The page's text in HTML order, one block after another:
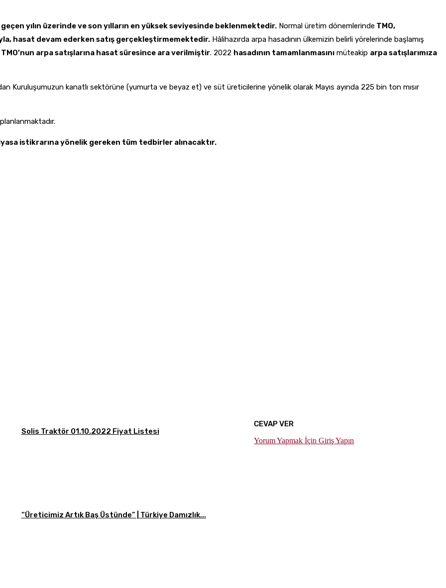
yılın üzerinde ve son yılların en yüksek seviyesinde beklenmektedir. Normal üretim dönemlerinde TMO,
hasat devam ederken satış gerçekleştirmemektedir. Hâlihazırda arpa hasadının ülkemizin belirli yörelerinde başlamış
TMO’nun arpa satışlarına hasat süresince ara verilmiştir. 2022 hasadının tamamlanmasını müteakip arpa satışlarımıza
Kuruluşumuzun kanatlı sektörüne (yumurta ve beyaz et) ve süt üreticilerine yönelik olarak Mayıs ayında 225 bin ton mısır
istikrarına yönelik gereken tüm tedbirler alınacaktır.
Solis Traktör 01.10.2022 Fiyat Listesi
“Üreticimiz Artık Baş Üstünde” | Türkiye Damızlık...
CEVAP VER
Yorum Yapmak İçin Giriş Yapın